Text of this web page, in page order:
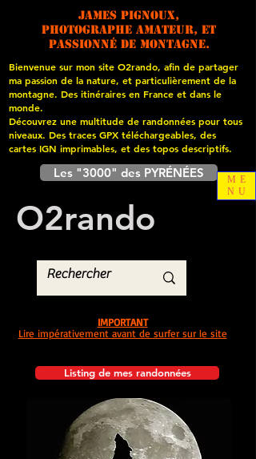
James PIGNOUX,
photographe amateur, et
passionné de montagne.
Bienvenue sur mon site O2rando, afin de partager
ma passion de la nature, et particulièrement de la
montagne. Des itinéraires en France et dans le
monde.
Découvrez une multitude de randonnées pour tous
niveaux. Des traces GPX téléchargeables, des
cartes IGN imprimables, et des topos descriptifs.
Les "3000" des PYRÉNÉES
O2rando
Listing de mes randonnées
IMPORTANT
Lire impérativement avant de surfer sur le site
ME
NU